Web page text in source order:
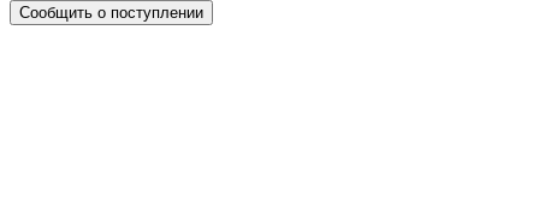
Сообщить о поступлении